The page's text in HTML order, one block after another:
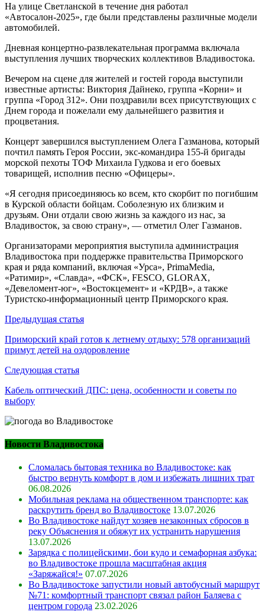
На улице Светланской в течение дня работал
«Автосалон-2025», где были представлены различные модели
автомобилей.
Дневная концертно-развлекательная программа включала
выступления лучших творческих коллективов Владивостока.
Вечером на сцене для жителей и гостей города выступили
известные артисты: Виктория Дайнеко, группа «Корни» и
группа «Город 312». Они поздравили всех присутствующих с
Днем города и пожелали ему дальнейшего развития и
процветания.
Концерт завершился выступлением Олега Газманова, который
почтил память Героя России, экс-командира 155-й бригады
морской пехоты ТОФ Михаила Гудкова и его боевых
товарищей, исполнив песню «Офицеры».
«Я сегодня присоединяюсь ко всем, кто скорбит по погибшим
в Курской области бойцам. Соболезную их близким и
друзьям. Они отдали свою жизнь за каждого из нас, за
Владивосток, за свою страну», — отметил Олег Газманов.
Организаторами мероприятия выступила администрация
Владивостока при поддержке правительства Приморского
края и ряда компаний, включая «Урса», PrimaMedia,
«Ратимир», «Славда», «ФСК», FESCO, GLORAX,
«Девеломент-юг», «Востокцемент» и «КРДВ», а также
Туристско-информационный центр Приморского края.
Навигация
по
записям
Предыдущая статья
Приморский край готов к летнему отдыху: 578 организаций
примут детей на оздоровление
Следующая статья
Кабель оптический ДПС: цена, особенности и советы по
выбору
Новости Владивостока
Сломалась бытовая техника во Владивостоке: как
быстро вернуть комфорт в дом и избежать лишних трат
06.08.2026
Мобильная реклама на общественном транспорте: как
раскрутить бренд во Владивостоке 13.07.2026
Во Владивостоке найдут хозяев незаконных сбросов в
реку Объяснения и обяжут их устранить нарушения
13.07.2026
Зарядка с полицейскими, бои кудо и семафорная азбука:
во Владивостоке прошла масштабная акция
«Заряжайся!» 07.07.2026
Во Владивостоке запустили новый автобусный маршрут
№71: комфортный транспорт связал район Баляева с
центром города 23.02.2026